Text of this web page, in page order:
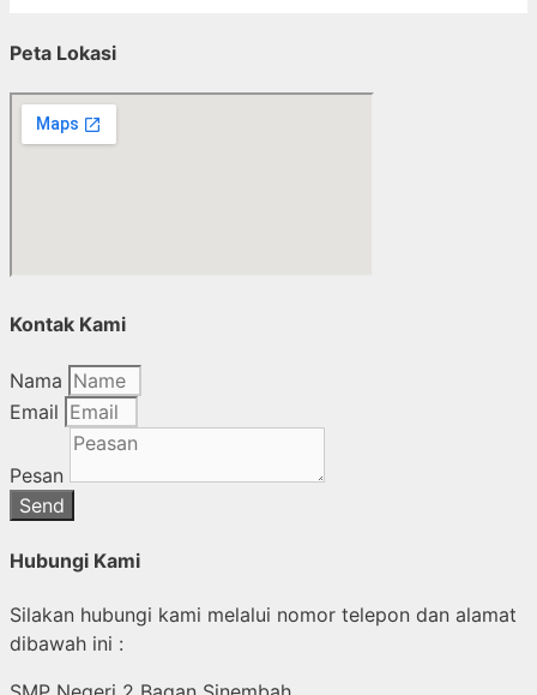
Peta Lokasi
Kontak Kami
Nama
Email
Pesan
Send
Hubungi Kami
Silakan hubungi kami melalui nomor telepon dan alamat
dibawah ini :